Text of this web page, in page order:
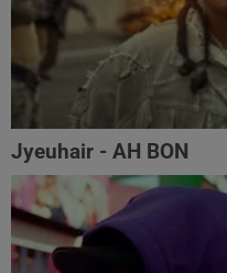
Jyeuhair - AH BON